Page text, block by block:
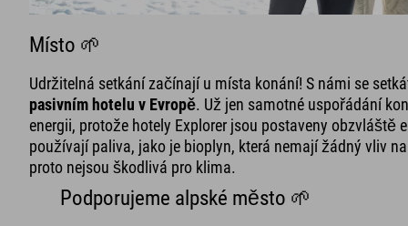
Místo 🌱
Udržitelná setkání začínají u místa konání! S námi se
pasivním hotelu v Evropě. Už jen samotné uspořádání
energii, protože hotely Explorer jsou postaveny obzvláště
používají paliva, jako je bioplyn, která nemají žádný vliv
proto nejsou škodlivá pro klima.
Podporujeme alpské město 🌱